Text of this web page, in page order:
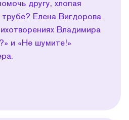
другу, хлопая
Елена Вигдорова
Владимира
и «Не шумите!»